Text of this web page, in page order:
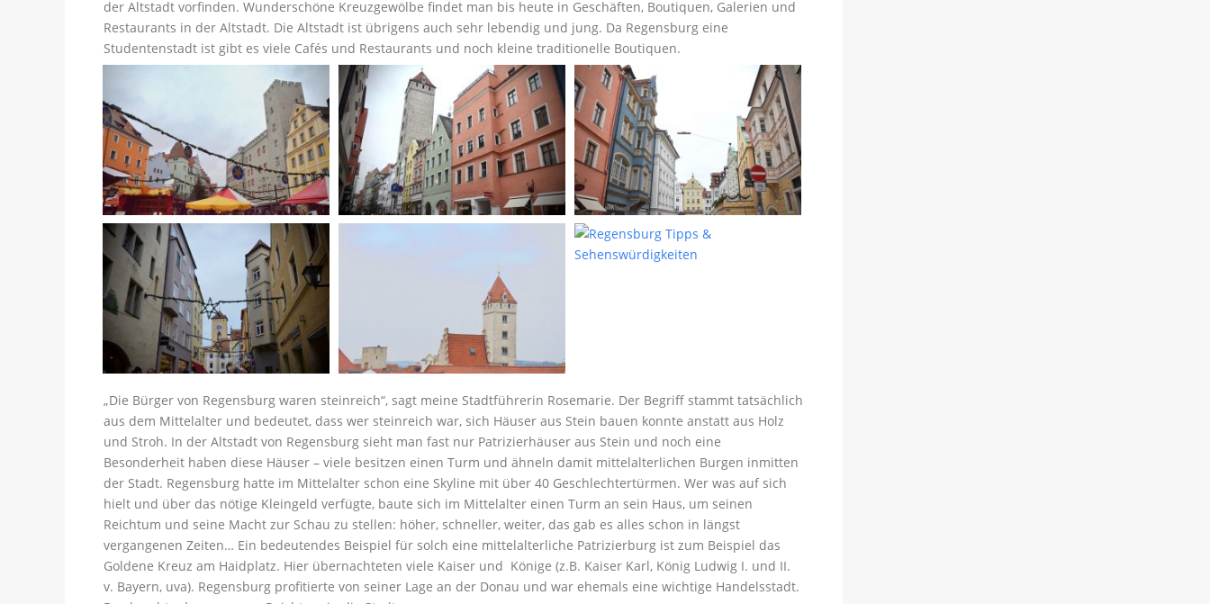
der Altstadt vorfinden. Wunderschöne Kreuzgewölbe findet man bis heute in Geschäften, Boutiquen, Galerien und
Restaurants in der Altstadt. Die Altstadt ist übrigens auch sehr lebendig und jung. Da Regensburg eine
Studentenstadt ist gibt es viele Cafés und Restaurants und noch kleine traditionelle Boutiquen.
„Die Bürger von Regensburg waren steinreich“, sagt meine Stadtführerin Rosemarie. Der Begriff stammt tatsächlich
aus dem Mittelalter und bedeutet, dass wer steinreich war, sich Häuser aus Stein bauen konnte anstatt aus Holz
und Stroh. In der Altstadt von Regensburg sieht man fast nur Patrizierhäuser aus Stein und noch eine
Besonderheit haben diese Häuser – viele besitzen einen Turm und ähneln damit mittelalterlichen Burgen inmitten
der Stadt. Regensburg hatte im Mittelalter schon eine Skyline mit über 40 Geschlechtertürmen. Wer was auf sich
hielt und über das nötige Kleingeld verfügte, baute sich im Mittelalter einen Turm an sein Haus, um seinen
Reichtum und seine Macht zur Schau zu stellen: höher, schneller, weiter, das gab es alles schon in längst
vergangenen Zeiten… Ein bedeutendes Beispiel für solch eine mittelalterliche Patrizierburg ist zum Beispiel das
Goldene Kreuz am Haidplatz. Hier übernachteten viele Kaiser und Könige (z.B. Kaiser Karl, König Ludwig I. und II.
v. Bayern, uva). Regensburg profitierte von seiner Lage an der Donau und war ehemals eine wichtige Handelsstadt.